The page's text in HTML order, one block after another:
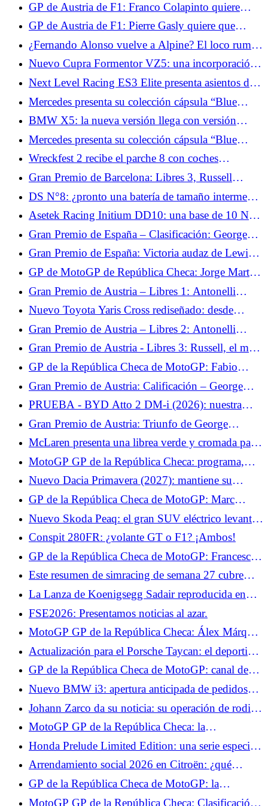
</p> <p>However, keeping "se enriquece" aligns
closely with the original meaning. An alternative,
"Moza Flight amplía su ecosistema con módulos y
pantallas," is more natural but shifts the nuance
slightly. Going with "se enriquece" seems best!
</p>
GP de Austria de F1: Franco Colapinto quiere
confirmar el buen momento de Alpine
GP de Austria de F1: Pierre Gasly quiere que
Alpine progrese en la clasificación
¿Fernando Alonso vuelve a Alpine? El loco rumor
de traspaso que sacude el paddock
Nuevo Cupra Formentor VZ5: una incorporación
que se mueve tanto como su motor
Next Level Racing ES3 Elite presenta asientos de
carreras en fibra de carbono y vidrio.
Mercedes presenta su colección cápsula “Blue
Wonder” con George Russell y Kimi Antonelli
BMW X5: la nueva versión llega con versión
eléctrica y una batería gigantesca
Mercedes presenta su colección cápsula “Blue
Wonder” con George Russell y Kimi Antonelli
Wreckfest 2 recibe el parche 8 con coches
estadounidenses y un nuevo sistema de progresión.
Gran Premio de Barcelona: Libres 3, Russell
encabeza la clasificación.
DS N°8: ¿pronto una batería de tamaño intermedio
para el crossover eléctrico?
Asetek Racing Initium DD10: una base de 10 Nm
que puede pasar a 14 Nm.
Gran Premio de España – Clasificación: George
Russell en pole por delante de Lewis Hamilton
Gran Premio de España: Victoria audaz de Lewis
Hamilton con Ferrari.
GP de MotoGP de República Checa: Jorge Martín
cuenta con su mentalidad para superar su lesión
este fin de semana
Gran Premio de Austria – Libres 1: Antonelli
marca el tono ante su compañero de equipo
Nuevo Toyota Yaris Cross rediseñado: desde
29.500 €, precios más elevados para el SUV
urbano
Gran Premio de Austria – Libres 2: Antonelli
confirma el rendimiento de Mercedes
Gran Premio de Austria - Libres 3: Russell, el más
rápido antes de la clasificación.
GP de la República Checa de MotoGP: Fabio
Quartararo espera volver a la vanguardia con
Yamaha
Gran Premio de Austria: Calificación – George
Russell consigue la pole tras el choque de
Verstappen
PRUEBA - BYD Atto 2 DM-i (2026): nuestra
opinión sobre el SUV urbano... La primera prueba
del BYD Atto 2 nos dejó con ganas de más. Si no
estuviera desprovisto de... Ensayo jueves 18 de
junio de 2026
Gran Premio de Austria: Triunfo de George
Russell, Verstappen impresiona
McLaren presenta una librea verde y cromada para
Silverstone.
MotoGP GP de la República Checa: programa,
canal de televisión y horarios del fin de semana,
Fabio Quartararo espera lo mejor con Yamaha
Nuevo Dacia Primavera (2027): mantiene su
nombre pero toma todo del Twingo
GP de la República Checa de MotoGP: Marc
Márquez espera un intenso desafío físico en Brno
Nuevo Skoda Peaq: el gran SUV eléctrico levanta
el velo de su interior
Conspit 280FR: ¿volante GT o F1? ¡Ambos!
GP de la República Checa de MotoGP: Francesco
Bagnaia quiere sacar provecho de su regularidad en
Brno
Este resumen de simracing de semana 27 cubre
Super Woden GP 3, #DRIVE Rally y Motorsport
Manager 2.
La Lanza de Koenigsegg Sadair reproducida en
Lego a escala 1:1, ¡puede viajar a más de 110
km/h!
FSE2026: Presentamos noticias al azar.
MotoGP GP de la República Checa: Álex Márquez
vuelve, una apuesta arriesgada
Actualización para el Porsche Taycan: el deportivo
está inspirado en el Hyundai Ioniq 5 N
GP de la República Checa de MotoGP: canal de
televisión y horarios de pruebas, Fabio Quartararo
hace de la Q2 su objetivo del día
Nuevo BMW i3: apertura anticipada de pedidos
con la Primera Edición, desde 74.850 €
Johann Zarco da su noticia: su operación de rodilla
ha sido pospuesta pero ha vuelto a entrenar
MotoGP GP de la República Checa: la
clasificación de los Libres 1, Marc Márquez en
muy buena forma, Fabio Quartararo empieza muy
bien
Honda Prelude Limited Edition: una serie especial
reservada para Japón, ¿qué lástima?
Arrendamiento social 2026 en Citroën: ¿qué
alquiler para los Citroën ë-C3 y ë-C3 Aircross?
GP de la República Checa de MotoGP: la
clasificación de los test, Fabio Quartararo se pierde,
MotoGP GP de la República Checa: Clasificación